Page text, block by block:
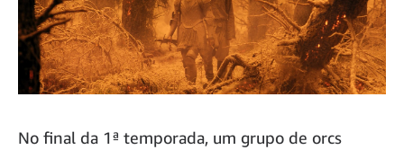
No final da 1ª temporada, um grupo de orcs